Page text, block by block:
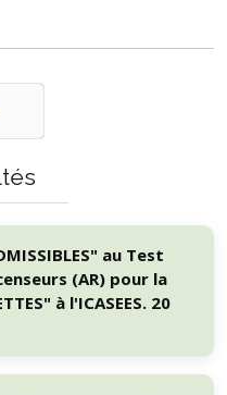
au Test
(AR) pour la
à l'ICASEES. 20